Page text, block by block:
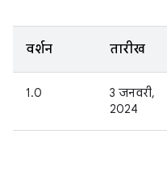
वर्शन तारीख
1.0
3 जनवरी,
2024